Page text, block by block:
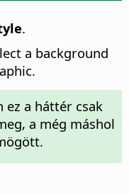
.
a background
ez a háttér csak
a még máshol